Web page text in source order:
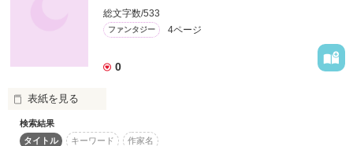
日、１６歳を迎えたばかりの騎士を目指す少女、リーファネ
リーファネルは騎士になることを諦め、記憶の欠片を探す旅へ
総文字数/533
ファンタジー 4ページ
0
表紙を見る
エターニアの冒険者たちシリーズの土台になる伝説です。
検索結果
タイトル
キーワード 作家名